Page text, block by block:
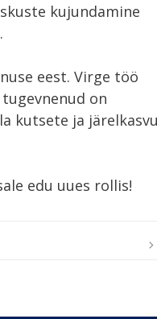
kujundamine
eest. Virge töö
on
kutsete ja
edu uues rollis!